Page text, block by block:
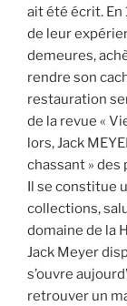
ait été écrit. En
de leur
demeures,
rendre son
restauration
de la revue «
lors, Jack
chassant » des
Il se constitue
collections,
domaine de la
Jack Meyer
s’ouvre
retrouver un